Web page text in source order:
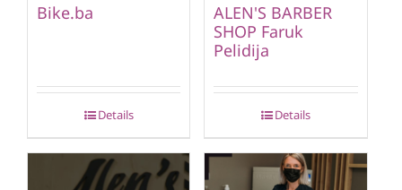
Bike.ba
Details
ALEN'S BARBER
SHOP Faruk
Pelidija
Details